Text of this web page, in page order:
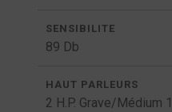
SENSIBILITE
89 Db
HAUT PARLEURS
2 H.P. Grave/Médium